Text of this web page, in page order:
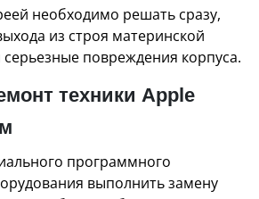
необходимо решать сразу,
из строя материнской
повреждения корпуса.
техники Apple
программного
выполнить замену